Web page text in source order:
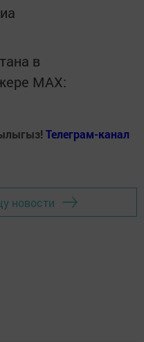
в
MАХ:
Телеграм-канал
новости